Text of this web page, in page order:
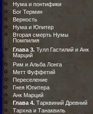
Нума и понтифики
Бог Термин
Верность
Нума и Юпитер
Вторая смерть Нумы
Помпилия
Глава 3. Тулл Гастилий и Анк
Марций
Рим и Альба Лонга
Метт Фуффетий
Переселение
Гнея Юпитера
Анк Марций
Глава 4. Тарквиний Древний
Тархна и Танаквиль